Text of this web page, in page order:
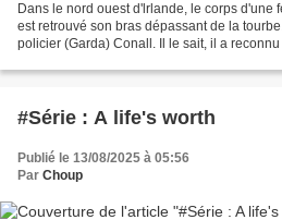
Dans le nord ouest d'lrlande, le corps d'une
est retrouvé son bras dépassant de la
policier (Garda) Conall. Il le sait, il a
#Série : A life's worth
Publié le 13/08/2025 à 05:56
Par Choup